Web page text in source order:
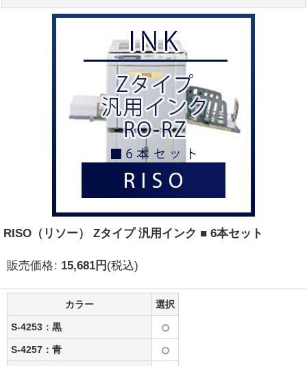
RISO（リソー） Zタイプ 汎用インク ■ 6本セット
販売価格: 15,681円 (税込)
カラー 選択
S-4253：黒
S-4257：青